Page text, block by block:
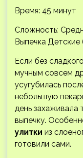
Время: 45 минут
Сложность:
Выпечка Детские
Если без
мучным совсем
усугубилась
небольшую
день захаживала
выпечку.
улитки из
готовили сами.